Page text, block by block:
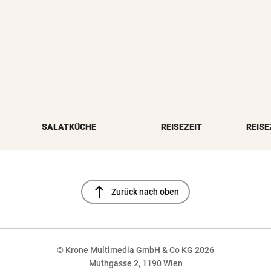
SALATKÜCHE REISEZEIT
north Zurück nach oben
© Krone Multimedia GmbH & Co KG 2026
Muthgasse 2, 1190 Wien